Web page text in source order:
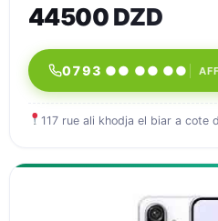
44500 DZD
0793 ●● ●● ●●
117 rue ali khodja el biar a cote